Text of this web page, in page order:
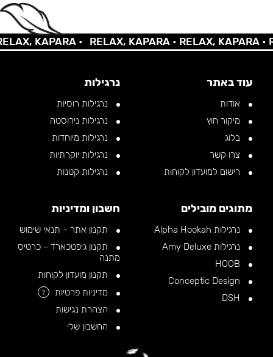
KAPARA • RELAX, KAPARA •RELAX, KAPARA •
עוד באתר
אודות
מיקור חוץ
בלוג
צרו קשר
רישום למועדון לקוחות
נרגילות
נרגילות רוסיות
נרגילות נירוסטה
נרגילות מיוחדות
נרגילות יוקרתיות
נרגילות קטנות
מתוגים מובילים
נרגילות Alpha Hookah
נרגילות Amy Deluxe
חשבון ומדיניות
תקנון אתר – תנאי שימוש
תקנון גיפטכארד – כרטיס
מתנה
תקנון מועדון לקוחות
מדיניות פרטיות
?
הצהרת נגישות
החשבון שלי